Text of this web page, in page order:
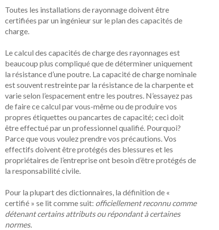
Toutes les installations de rayonnage doivent être
certifiées par un ingénieur sur le plan des capacités de
charge.
Le calcul des capacités de charge des rayonnages est
beaucoup plus compliqué que de déterminer uniquement
la résistance d’une poutre. La capacité de charge nominale
est souvent restreinte par la résistance de la charpente et
varie selon l’espacement entre les poutres. N’essayez pas
de faire ce calcul par vous-même ou de produire vos
propres étiquettes ou pancartes de capacité; ceci doit
être effectué par un professionnel qualifié. Pourquoi?
Parce que vous voulez prendre vos précautions. Vos
effectifs doivent être protégés des blessures et les
propriétaires de l’entreprise ont besoin d’être protégés de
la responsabilité civile.
Pour la plupart des dictionnaires, la définition de «
certifié » se lit comme suit: officiellement reconnu comme
détenant certains attributs ou répondant à certaines
normes.